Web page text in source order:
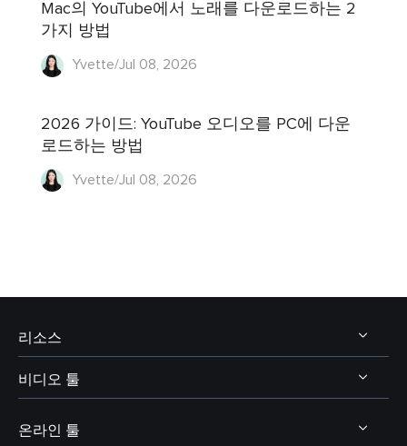
Mac의 YouTube에서 노래를 다운로드하는 2
가지 방법
Yvette/Jul 08, 2026
2026 가이드: YouTube 오디오를 PC에 다운
로드하는 방법
Yvette/Jul 08, 2026
리소스
비디오 및 오디오 다운로드
보이스 체인저 팁
비디오 툴
비디오 다운로더
온라인 툴